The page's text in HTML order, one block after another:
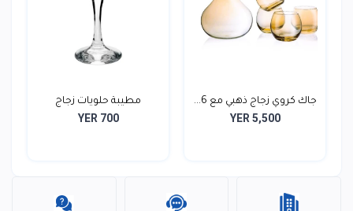
جاك كروي زجاج ذهبي مع 6...
YER 5,500
مطيبة حلويات زجاج
YER 700